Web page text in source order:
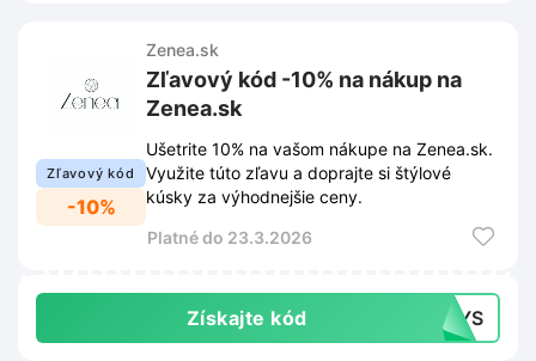
Zľavový kód
-10%
Zenea.sk
Zľavový kód -10% na nákup na
Zenea.sk
Ušetrite 10% na vašom nákupe na Zenea.sk.
Využite túto zľavu a doprajte si štýlové
kúsky za výhodnejšie ceny.
Platné do 23.3.2026
Získajte kód DAYS